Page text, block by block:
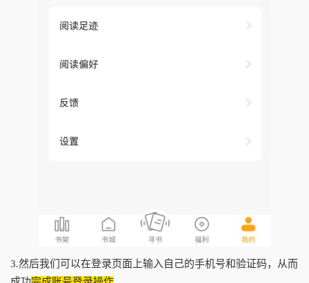
3.然后我们可以在登录页面上输入自己的手机号和验证码，从而